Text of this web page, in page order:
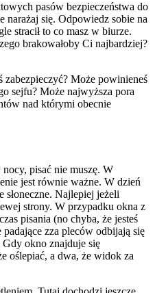
pasów bezpieczeństwa do
narażaj się. Odpowiedz sobie na
stracił to co masz w biurze.
brakowałoby Ci najbardziej?
zabezpieczyć? Może powinieneś
sejfu? Może najwyższa pora
nad którymi obecnie
pisać nie muszę. W
jest równie ważne. W dzień
słoneczne. Najlepiej jeżeli
strony. W przypadku okna z
pisania (no chyba, że jesteś
zza pleców odbijają się
okno znajduje się
oślepiać, a dwa, że widok za